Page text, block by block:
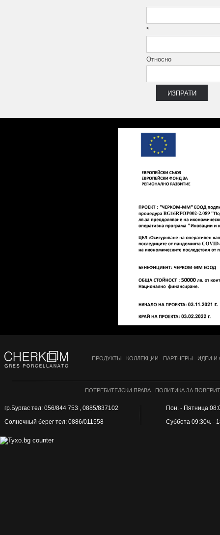
*
Относно
ПРОДУКТЫ КОЛЛЕКЦИИ ПАРТНЕРЫ ИДЕИ И
ПОТРЕБИТЕЛСКИ ПРАВА ПОЛИТИКА ЗА
гр.Бургас тел: 056/844 753 , 0885/837102
Солнечный берег тел: 0886/011558
Пон. - Пятница
Суббота 09:30ч. -